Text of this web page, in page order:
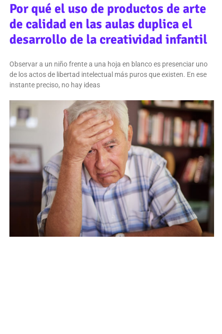
Por qué el uso de productos de arte
de calidad en las aulas duplica el
desarrollo de la creatividad infantil
Observar a un niño frente a una hoja en blanco es presenciar uno
de los actos de libertad intelectual más puros que existen. En ese
instante preciso, no hay ideas